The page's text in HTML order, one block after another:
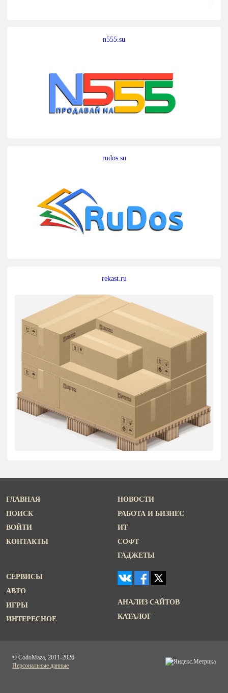
n555.su
rudos.su
rekast.ru
ГЛАВНАЯ
ПОИСК
ВОЙТИ
КОНТАКТЫ
НОВОСТИ
РАБОТА И БИЗНЕС
ИТ
СОФТ
ГАДЖЕТЫ
СЕРВИСЫ
АВТО
ИГРЫ
ИНТЕРЕСНОЕ
АНАЛИЗ САЙТОВ
КАТАЛОГ
© CodoMaza, 2011-2026
Персональные данные